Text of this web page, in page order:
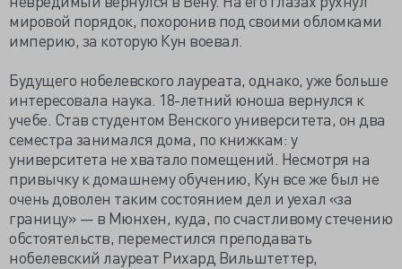
мировой порядок, похоронив под своими обломками
империю, за которую Кун воевал.
Будущего нобелевского лауреата, однако, уже больше
интересовала наука. 18-летний юноша вернулся к
учебе. Став студентом Венского университета, он два
семестра занимался дома, по книжкам: у
университета не хватало помещений. Несмотря на
привычку к домашнему обучению, Кун все же был не
очень доволен таким состоянием дел и уехал «за
границу» — в Мюнхен, куда, по счастливому стечению
обстоятельств, переместился преподавать
нобелевский лауреат Рихард Вильштеттер,